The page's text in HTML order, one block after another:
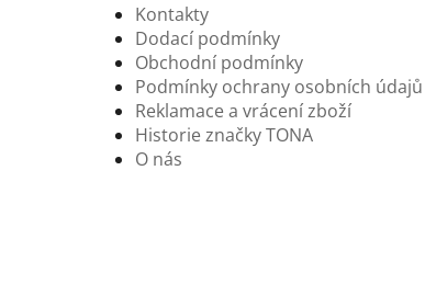
Kontakty
Dodací podmínky
Obchodní podmínky
Podmínky ochrany osobních údajů
Reklamace a vrácení zboží
Historie značky TONA
O nás